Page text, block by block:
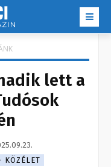
lett a
KÖZÉLET